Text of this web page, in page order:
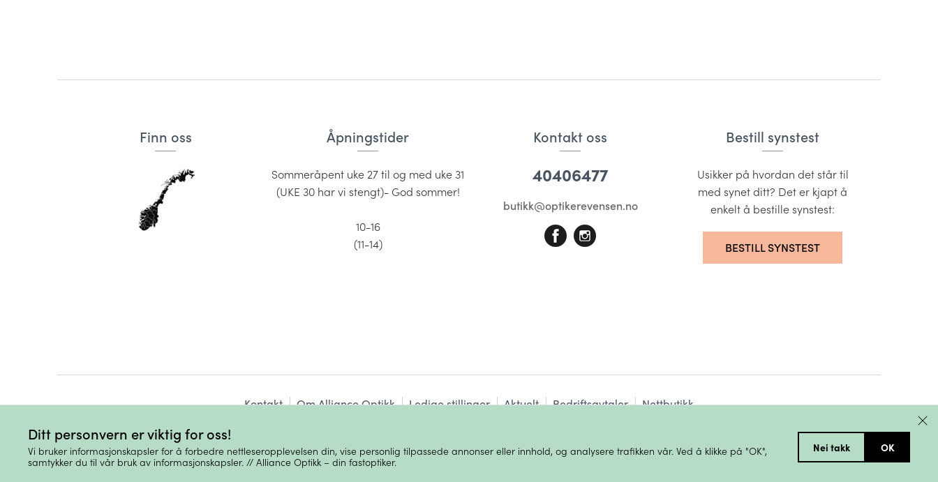
Finn oss Åpningstider
Sommeråpent uke 27 til og med uke 31
(UKE 30 har vi stengt)- God sommer!
10-16
(11-14)
Kontakt oss
40406477
butikk@optikerevensen.no
Bestill synstest
Usikker på hvordan det står til
med synet ditt? Det er kjapt å
enkelt å bestille synstest:
BESTILL SYNSTEST
Kontakt Om Alliance Optikk Ledige stillinger Aktuelt Bedriftsavtaler Nettbutikk
© 2026 Alliance Optikk Cookies
Ditt personvern er viktig for oss!
Vi bruker informasjonskapsler for å forbedre nettleseropplevelsen din, vise personlig tilpassede annonser eller innhold, og analysere trafikken vår. Ved å klikke på "OK",
samtykker du til vår bruk av informasjonskapsler. // Alliance Optikk – din fastoptiker.
Nei takk OK